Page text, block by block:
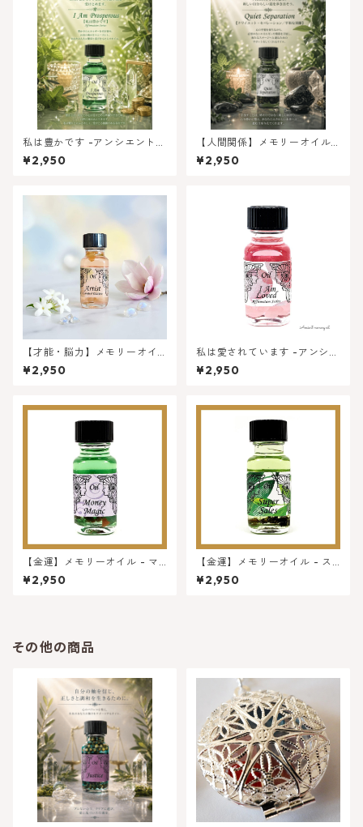
私は豊かです -アンシエントメ
モリーオイル アファメーシ
ョンシリーズ
¥2,950
【人間関係】メモリーオイル -
平和な別離（クワイエットセ
パレーション）
¥2,950
【才能・脳力】メモリーオイ
ル - アーティスト ★ 特別限定
オイル
¥2,950
私は愛されています -アンシエ
ントメモリーオイル アファ
メーションシリーズ
¥2,950
【金運】メモリーオイル - マ
ネーマジック
¥2,950
【金運】メモリーオイル - ス
ーパーセールス（最大級の売
り上げ）
¥2,950
その他の商品